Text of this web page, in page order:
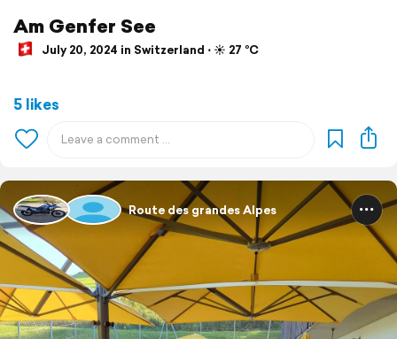
Am Genfer See
July 20, 2024 in Switzerland ⋅ ☀️ 27 °C
5 likes
Route des grandes Alpes